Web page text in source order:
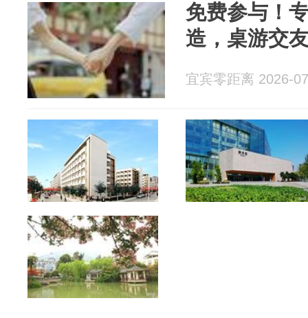
免费参与！
造，桌游交
宜宾零距离 2026-